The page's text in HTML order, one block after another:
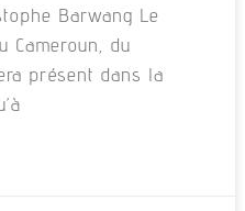
Barwang Le
Cameroun, du
présent dans la